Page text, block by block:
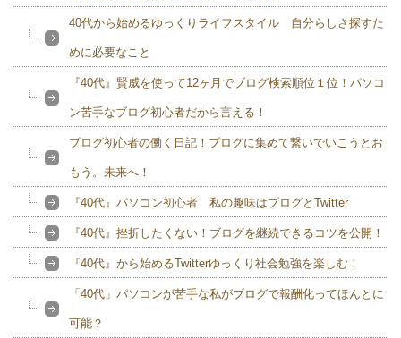
40代から始めるゆっくりライフスタイル 自分らしさ探すた
めに必要なこと
『40代』賢威を使って12ヶ月でブログ検索順位１位！パソコ
ン苦手なブログ初心者だから言える！
ブログ初心者の働く日記！ブログに集めて繋いでいこうとお
もう。未来へ！
『40代』パソコン初心者 私の趣味はブログとTwitter
『40代』挫折したくない！ブログを継続できるコツを公開！
『40代』から始めるTwitterゆっくり社会勉強を楽しむ！
「40代」パソコンが苦手な私がブログで報酬化ってほんとに
可能？